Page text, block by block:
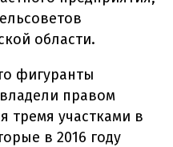
области.
фигуранты
правом
тремя участками в
в 2016 году